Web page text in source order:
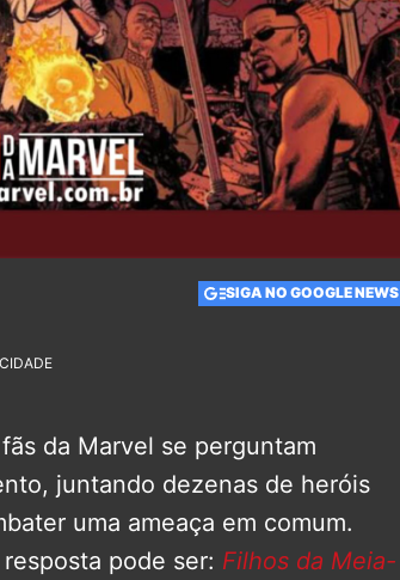
SIGA NO GOOGLE NEWS
da Marvel se perguntam
juntando dezenas de heróis
uma ameaça em comum.
pode ser: Filhos da Meia-